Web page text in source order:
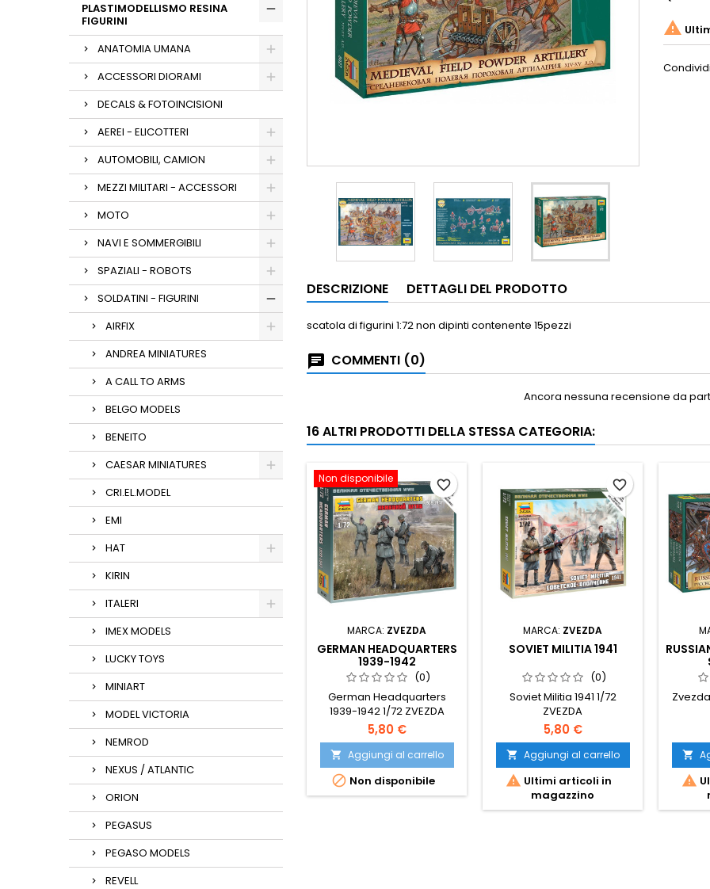
PLASTIMODELLISMO RESINA
FIGURINI
ANATOMIA UMANA
ACCESSORI DIORAMI
DECALS & FOTOINCISIONI
AEREI - ELICOTTERI
AUTOMOBILI, CAMION
MEZZI MILITARI - ACCESSORI
MOTO
NAVI E SOMMERGIBILI
SPAZIALI - ROBOTS
SOLDATINI - FIGURINI
AIRFIX
ANDREA MINIATURES
A CALL TO ARMS
BELGO MODELS
BENEITO
CAESAR MINIATURES
CRI.EL.MODEL
EMI
HAT
KIRIN
ITALERI
IMEX MODELS
LUCKY TOYS
MINIART
MODEL VICTORIA
NEMROD
NEXUS / ATLANTIC
ORION
PEGASUS
PEGASO MODELS
REVELL

Condividi
DESCRIZIONE DETTAGLI DEL PRODOTTO
scatola di figurini 1:72 non dipinti contenente 15pezzi
COMMENTI (0)
Ancora nessuna recensione da
16 ALTRI PRODOTTI DELLA STESSA CATEGORIA:
Non disponibile
MARCA: ZVEZDA
GERMAN HEADQUARTERS
1939-1942
(0)
German Headquarters
1939-1942 1/72 ZVEZDA
5,80 €
 Aggiungi al carrello
 Non disponibile
favorite_border
MARCA: ZVEZDA
SOVIET MILITIA 1941
(0)
Soviet Militia 1941 1/72
ZVEZDA
5,80 €
 Aggiungi al carrello
 Ultimi articoli in
magazzino
favorite_border

